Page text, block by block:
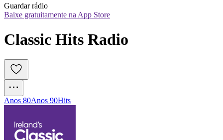
Guardar rádio
Baixe gratuitamente na App Store
Classic Hits Radio
Anos 80Anos 90Hits